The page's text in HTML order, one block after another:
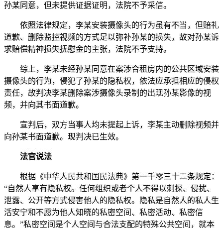
孙某同意，但未提供证据证明，法院不予采信。
依照法律规定，李某安装摄像头的行为虽有不当，但赔礼
道歉、删除监控视频的方式足以弥补孙某的损失，故对孙某诉
求赔偿精神损失抚慰金的主张，法院不予支持。
综上，李某未经孙某同意在案涉合租房内的公共区域安装
摄像头的行为，侵犯了孙某的隐私权，依法应承担相应的侵权
责任，故判决李某删除案涉摄像头录制的出现孙某影像的视
频，并向其书面道歉。
宣判后，双方当事人均未提起上诉，李某主动删除视频并
向孙某书面道歉。现判决已生效。
法官说法
根据《中华人民共和国民法典》第一千零三十二条规定：
“自然人享有隐私权。任何组织或者个人不得以刺探、侵扰、
泄露、公开等方式侵害他人的隐私权。隐私是自然人的私人生
活安宁和不愿为他人知晓的私密空间、私密活动、私密信
息。”私密空间是个人空间与合法支配的特殊公共空间，就本